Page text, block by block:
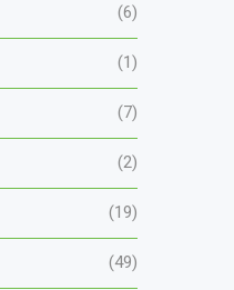
(6)
(1)
(7)
(2)
(19)
(49)